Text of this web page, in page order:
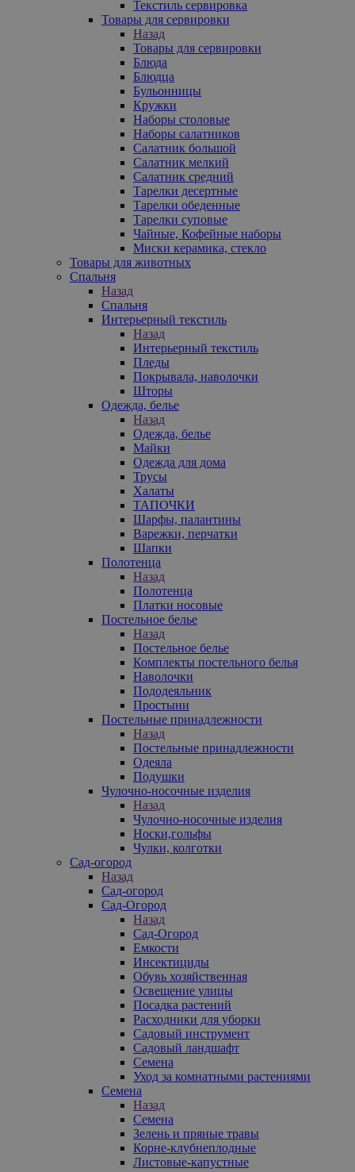
Текстиль сервировка
Товары для сервировки
Назад
Товары для сервировки
Блюда
Блюдца
Бульонницы
Кружки
Наборы столовые
Наборы салатников
Салатник большой
Салатник мелкий
Салатник средний
Тарелки десертные
Тарелки обеденные
Тарелки суповые
Чайные, Кофейные наборы
Миски керамика, стекло
Товары для животных
Спальня
Назад
Спальня
Интерьерный текстиль
Назад
Интерьерный текстиль
Пледы
Покрывала, наволочки
Шторы
Одежда, белье
Назад
Одежда, белье
Майки
Одежда для дома
Трусы
Халаты
ТАПОЧКИ
Шарфы, палантины
Варежки, перчатки
Шапки
Полотенца
Назад
Полотенца
Платки носовые
Постельное белье
Назад
Постельное белье
Комплекты постельного белья
Наволочки
Пододеяльник
Простыни
Постельные принадлежности
Назад
Постельные принадлежности
Одеяла
Подушки
Чулочно-носочные изделия
Назад
Чулочно-носочные изделия
Носки,гольфы
Чулки, колготки
Сад-огород
Назад
Сад-огород
Сад-Огород
Назад
Сад-Огород
Емкости
Инсектициды
Обувь хозяйственная
Освещение улицы
Посадка растений
Расходники для уборки
Садовый инструмент
Садовый ландшафт
Семена
Уход за комнатными растениями
Семена
Назад
Семена
Зелень и пряные травы
Корне-клубнеплодные
Листовые-капустные